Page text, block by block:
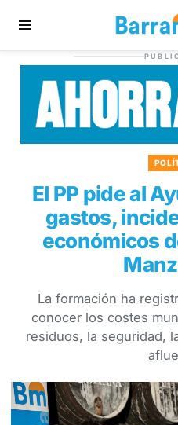
El PP pide al
gastos,
económicos
La formación ha
conocer los costes
residuos, la seguridad,